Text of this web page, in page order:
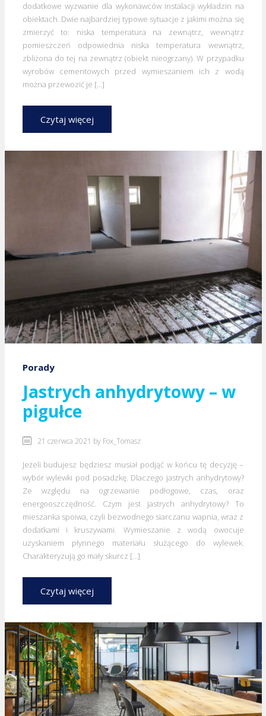
dodatkowe wyzwanie dla wykonawców instalacji wykładzin na
obiektach. Dwie najbardziej typowe sytuacje z jakimi można się
zmierzyć to: niska temperatura na zewnątrz, wewnątrz
pomieszczeń odpowiednia niska temperatura wewnątrz,
zbliżona do tej na zewnątrz (obiekt nieogrzany). W przypadku
wyrobów cementowych przed wymieszaniem ich z wodą
można przewozić je […]
Czytaj więcej
Porady
Jastrych anhydrytowy – w
pigułce
21 czerwca 2021 by Fox_Tomasz
Jeżeli budujesz będziesz musiał podjąć w końcu tę decyzję –
wybór wylewki pod posadzkę. Dlaczego jastrych anhydrytowy?
Ze względu na ogrzewanie podłogowe, czas, oraz
energooszczędność. Czym jest jastrych anhydrytowy? To
mieszanka spoiwa, czyli bezwodnego siarczanu wapnia, wraz z
dodatkami i kruszywami. Wymieszanie z wodą owocuje
uzyskaniem płynnego materiału służącego do wylewek.
Charakteryzują go mały skurcz […]
Czytaj więcej